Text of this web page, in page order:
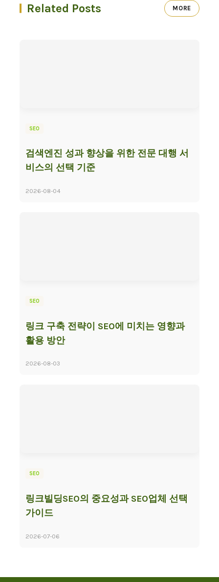
Related Posts MORE
SEO
검색엔진 성과 향상을 위한 전문 대행 서
비스의 선택 기준
2026-08-04
SEO
링크 구축 전략이 SEO에 미치는 영향과
활용 방안
2026-08-03
SEO
링크빌딩SEO의 중요성과 SEO업체 선택
가이드
2026-07-06